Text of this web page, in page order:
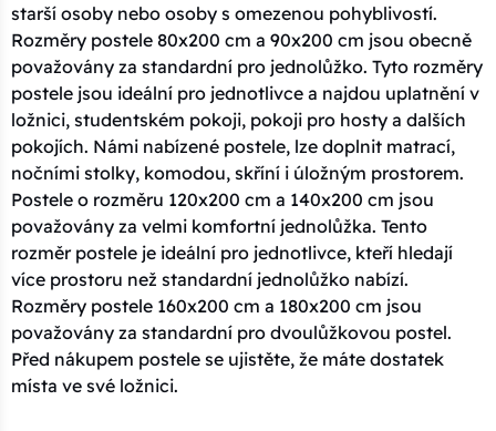
starší osoby nebo osoby s omezenou pohyblivostí.
Rozměry postele 80x200 cm a 90x200 cm jsou obecně
považovány za standardní pro jednolůžko. Tyto rozměry
postele jsou ideální pro jednotlivce a najdou uplatnění v
ložnici, studentském pokoji, pokoji pro hosty a dalších
pokojích. Námi nabízené postele, lze doplnit matrací,
nočními stolky, komodou, skříní i úložným prostorem.
Postele o rozměru 120x200 cm a 140x200 cm jsou
považovány za velmi komfortní jednolůžka. Tento
rozměr postele je ideální pro jednotlivce, kteří hledají
více prostoru než standardní jednolůžko nabízí.
Rozměry postele 160x200 cm a 180x200 cm jsou
považovány za standardní pro dvoulůžkovou postel.
Před nákupem postele se ujistěte, že máte dostatek
místa ve své ložnici.